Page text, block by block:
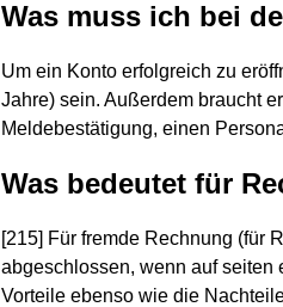
Was muss ich bei
Um ein Konto erfolgreich zu
Jahre) sein. Außerdem braucht
Meldebestätigung, einen
Was bedeutet für
[215] Für fremde Rechnung (für
abgeschlossen, wenn auf seiten
Vorteile ebenso wie die